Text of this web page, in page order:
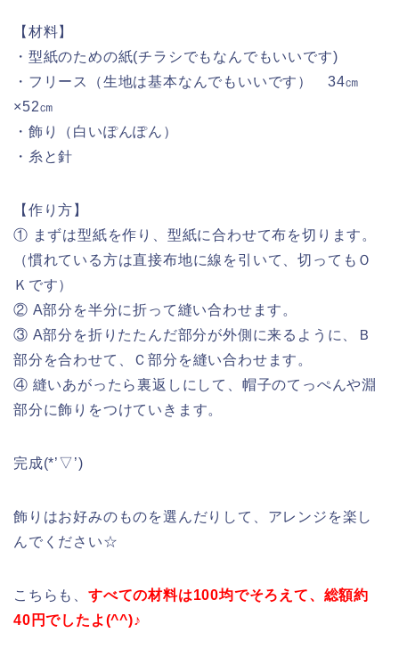
【材料】
・型紙のための紙(チラシでもなんでもいいです)
・フリース（生地は基本なんでもいいです） 34㎝
×52㎝
・飾り（白いぽんぽん）
・糸と針
【作り方】
① まずは型紙を作り、型紙に合わせて布を切ります。
（慣れている方は直接布地に線を引いて、切ってもＯ
Ｋです）
② A部分を半分に折って縫い合わせます。
③ A部分を折りたたんだ部分が外側に来るように、Ｂ
部分を合わせて、Ｃ部分を縫い合わせます。
④ 縫いあがったら裏返しにして、帽子のてっぺんや淵
部分に飾りをつけていきます。
完成(*’▽’)
飾りはお好みのものを選んだりして、アレンジを楽し
んでください☆
こちらも、 すべての材料は100均でそろえて、総額約
40円でしたよ(^^)♪